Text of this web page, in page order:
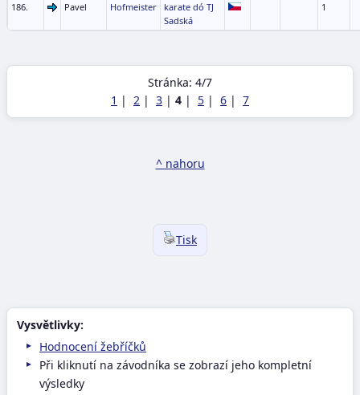
186. Pavel Hofmeister
karate dó TJ
Sadská
1
Stránka: 4/7
1 | 2 | 3 | 4 | 5 | 6 | 7
^ nahoru
Tisk
Vysvětlivky:
Hodnocení žebříčků
Při kliknutí na závodníka se zobrazí jeho kompletní
výsledky